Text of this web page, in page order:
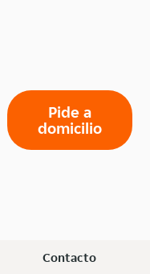
Pide a
domicilio
Contacto